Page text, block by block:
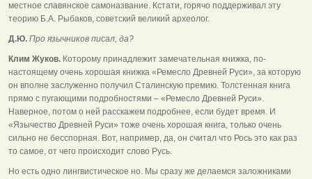
местное славянское самоназвание. Кстати, горячо поддерживал эту
теорию Б.А. Рыбаков, советский великий археолог.
Д.Ю. Про язычников писал, да?
Клим Жуков. Которому принадлежит замечательная книжка, по-
настоящему очень хорошая книжка «Ремесло Древней Руси», за которую
он вполне заслуженно получил Сталинскую премию. Толстенная книга
прямо с пугающими подробностями – «Ремесло Древней Руси».
Наверное, потом о ней расскажем подробнее, если будет время. И
«Язычество Древней Руси» тоже очень хорошая книга, только очень
сильно не бесспорная. Вот, например, да, он считал что Рось это как раз
то самое, от чего происходит слово Русь.
Но есть одно лингвистическое но. Мы сразу же делаемся заложниками